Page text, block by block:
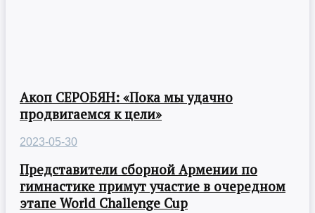
Акоп СЕРОБЯН: «Пока мы удачно
продвигаемся к цели»
2023-05-30
Представители сборной Армении по
гимнастике примут участие в очередном
этапе World Challenge Cup